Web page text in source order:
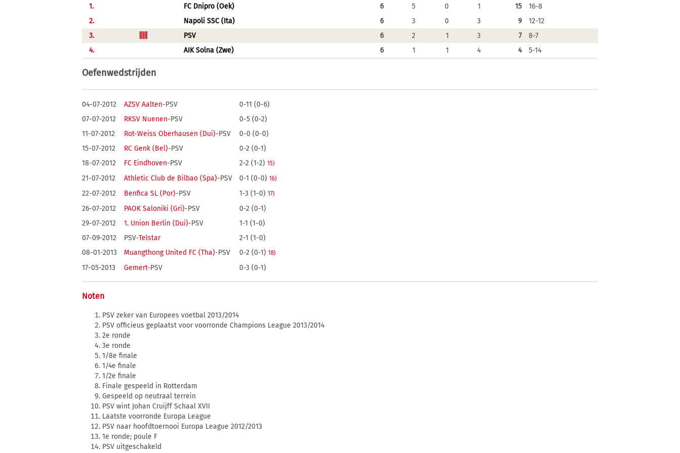
1. FC Dnipro (Oek) 6 5 0 1 15
16-8
2.
Napoli SSC (Ita) 6 3 0 3 9
12-12
3.
PSV 6 2 1 3 7
8-7
4.
AIK Solna (Zwe) 6 1 1 4 4 5-14
Oefenwedstrijden
04-07-2012 AZSV Aalten-PSV
0-11 (0-6)
07-07-2012
RKSV Nuenen-PSV
0-5 (0-2)
11-07-2012
Rot-Weiss Oberhausen (Dui)-PSV
0-0 (0-0)
15-07-2012
RC Genk (Bel)-PSV
0-2 (0-1)
18-07-2012
FC Eindhoven-PSV 2-2 (1-2) 15)
21-07-2012 Athletic Club de Bilbao (Spa)-PSV 0-1 (0-0) 16)
22-07-2012 Benfica SL (Por)-PSV 1-3 (1-0) 17)
26-07-2012 PAOK Saloniki (Gri)-PSV
0-2 (0-1)
29-07-2012
1. Union Berlin (Dui)-PSV
1-1 (1-0)
07-09-2012
PSV-Telstar
2-1 (1-0)
08-01-2013
Muangthong United FC (Tha)-PSV 0-2 (0-1) 18)
17-05-2013 Gemert-PSV 0-3 (0-1)
Noten
PSV zeker van Europees voetbal 2013/2014
PSV officieus geplaatst voor voorronde Champions League 2013/2014
2e ronde
3e ronde
1/8e finale
1/4e finale
1/2e finale
Finale gespeeld in Rotterdam
Gespeeld op neutraal terrein
PSV wint Johan Cruijff Schaal XVII
Laatste voorronde Europa League
PSV naar hoofdtoernooi Europa League 2012/2013
1e ronde; poule F
PSV uitgeschakeld